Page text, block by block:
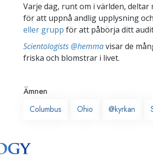
Varje dag, runt om i världen, deltar
för att uppnå andlig upplysning
eller grupp för att påbörja ditt
Scientologists @hemmavisar de
friska och blomstrar i livet.
Ämnen
Columbus
Ohio @kyrkan